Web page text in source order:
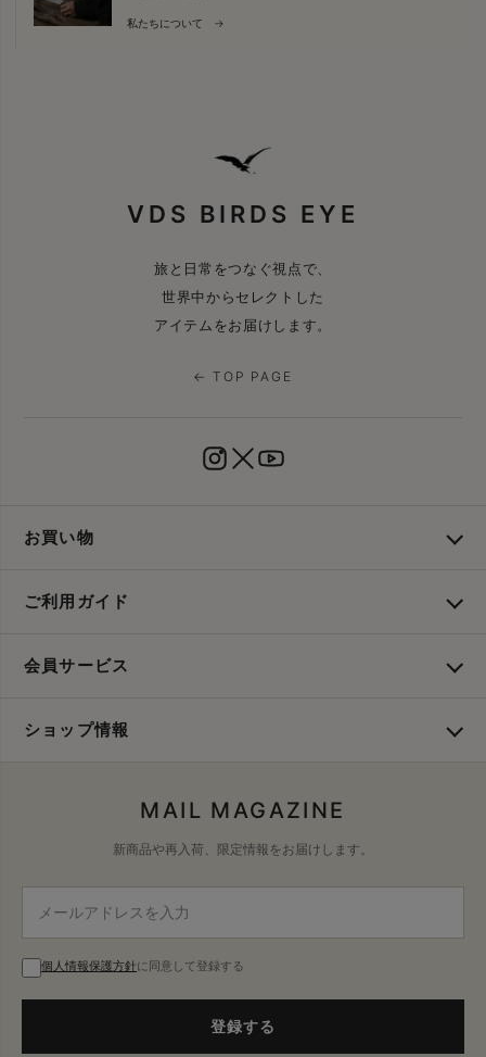
私たちについて →
VDS BIRDS EYE
旅と日常をつなぐ視点で、
世界中からセレクトした
アイテムをお届けします。
← TOP PAGE
お買い物
ご利用ガイド
会員サービス
ショップ情報
MAIL MAGAZINE
新商品や再入荷、限定情報をお届けします。
個人情報保護方針に同意して登録する
登録する